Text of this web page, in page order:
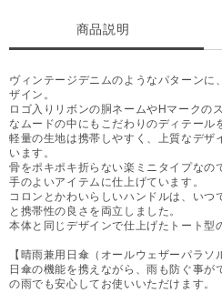
商品説明
ヴィンテージデニムのようなパターンに
ザイン。
ロゴ入りリボンの胴ネームやHマークの
なムードの中にもこだわりのディテール
軽量の生地は携帯しやすく、上質なデザ
います。
骨をポキポキ折らない楽ミニタイプなの
手のよいアイテムに仕上げています。
コロンとかわいらしいハンドルは、いつ
と携帯性の良さを両立しました。
本体と同じデザインで仕上げたトート型
【晴雨兼用日傘（オールウェザーパラソ
日傘の機能を携えながら、雨も防ぐ事が
の雨でも安心してお使いいただけます。